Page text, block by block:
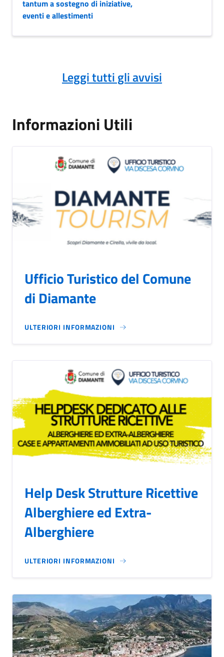
tantum a sostegno di iniziative,
eventi e allestimenti
Leggi tutti gli avvisi
Informazioni Utili
Ufficio Turistico del Comune
di Diamante
ULTERIORI INFORMAZIONI
Help Desk Strutture Ricettive
Alberghiere ed Extra-
Alberghiere
ULTERIORI INFORMAZIONI